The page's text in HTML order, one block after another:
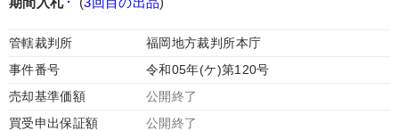
管轄裁判所
福岡地方裁判所本庁
事件番号
令和05年(ケ)第120号
売却基準価額
公開終了
買受申出保証額
公開終了